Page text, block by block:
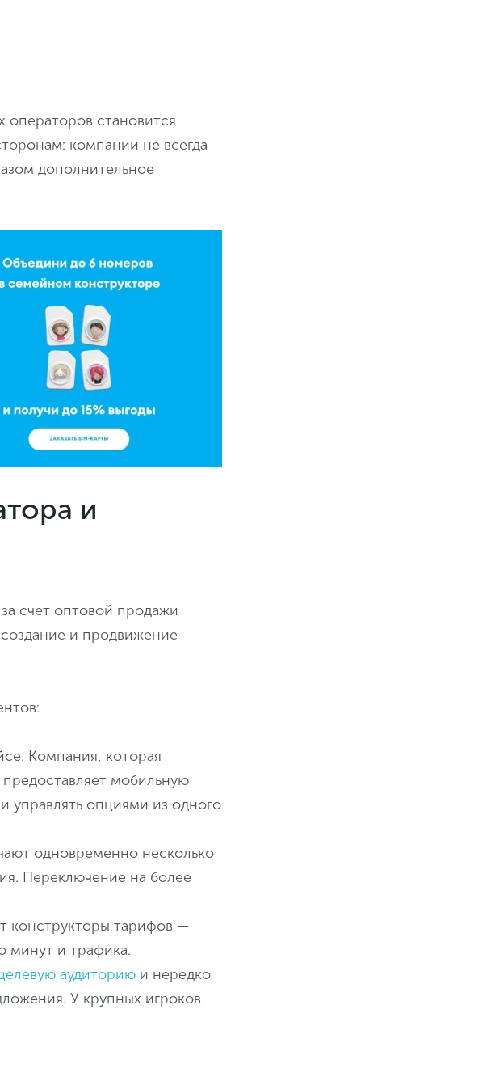
операторов становится
компании не всегда
дополнительное
и
счет оптовой продажи
и продвижение
Компания, которая
мобильную
управлять опциями из одного
одновременно несколько
Переключение на более
конструкторы тарифов —
минут и трафика.
аудиториюи нередко
У крупных игроков